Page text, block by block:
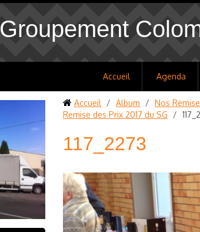
Groupement
Accueil Agenda
Accueil / Album / Nos
Remise des Prix 2017 du SG
/
117_2273